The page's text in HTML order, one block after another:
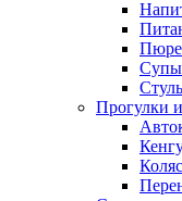
Пюре
Супы
Прогулки